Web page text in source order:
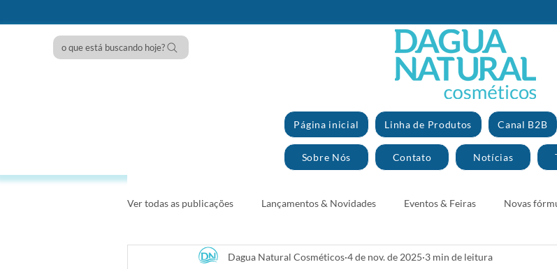
o que está buscando hoje?
Página inicial Linha de Produtos Canal B2B
Sobre Nós Contato Notícias
Ver todas as publicações Lançamentos & Novidades Eventos & Feiras Novas
Dagua Natural Cosméticos 4 de nov. de 2025 3 min de leitura